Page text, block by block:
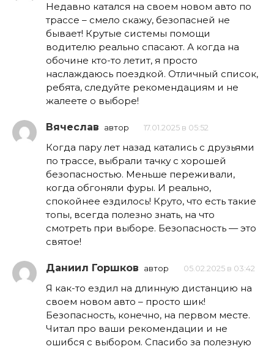
Недавно катался на своем новом авто по
трассе – смело скажу, безопасней не
бывает! Крутые системы помощи
водителю реально спасают. А когда на
обочине кто-то летит, я просто
наслаждаюсь поездкой. Отличный список,
ребята, следуйте рекомендациям и не
жалеете о выборе!
Вячеслав автор 17.01.2025 в 05:52
Когда пару лет назад катались с друзьями
по трассе, выбрали тачку с хорошей
безопасностью. Меньше переживали,
когда обгоняли фуры. И реально,
спокойнее ездилось! Круто, что есть такие
топы, всегда полезно знать, на что
смотреть при выборе. Безопасность — это
святое!
Даниил Горшков автор 05.02.2025 в 03:42
Я как-то ездил на длинную дистанцию на
своем новом авто – просто шик!
Безопасность, конечно, на первом месте.
Читал про ваши рекомендации и не
ошибся с выбором. Спасибо за полезную